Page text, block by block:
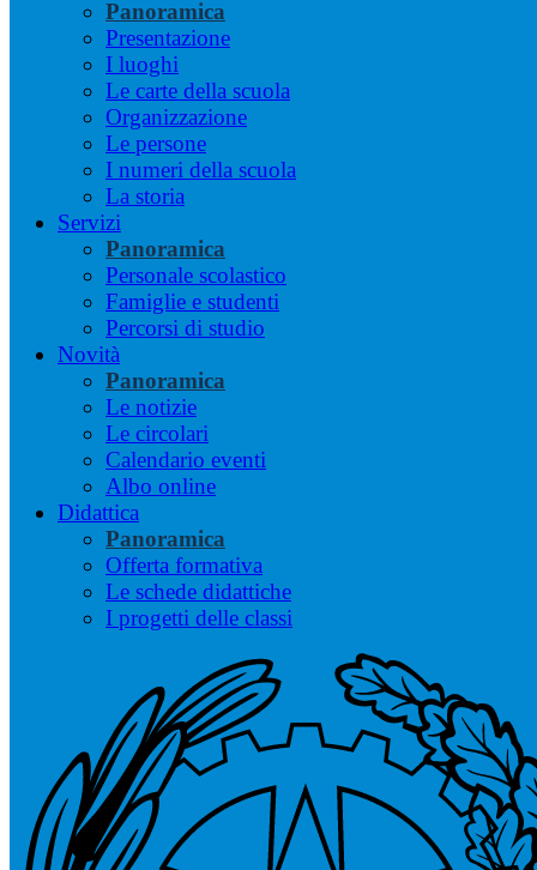
Panoramica
Presentazione
I luoghi
Le carte della scuola
Organizzazione
Le persone
I numeri della scuola
La storia
Servizi
Panoramica
Personale scolastico
Famiglie e studenti
Percorsi di studio
Novità
Panoramica
Le notizie
Le circolari
Calendario eventi
Albo online
Didattica
Panoramica
Offerta formativa
Le schede didattiche
I progetti delle classi